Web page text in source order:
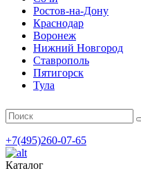
Ростов-на-Дону
Краснодар
Воронеж
Нижний Новгород
Ставрополь
Пятигорск
Тула
+7(495)260-07-65
Каталог